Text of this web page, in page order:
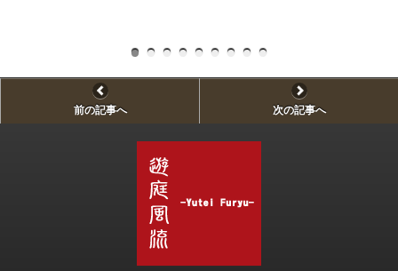
前の記事へ 次の記事へ